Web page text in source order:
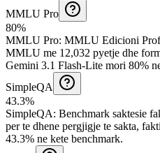
MMLU Pro
80%
MMLU Pro: MMLU Edicioni
MMLU me 12,032 pyetje dhe
Gemini 3.1 Flash-Lite mori 80%
SimpleQA
43.3%
SimpleQA: Benchmark saktesie
per te dhene pergjigje te sakta,
43.3% ne kete benchmark.